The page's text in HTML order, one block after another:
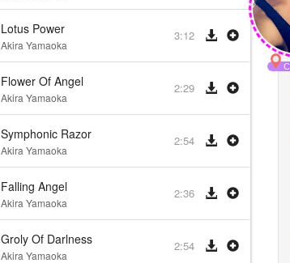
Lotus Power
Akira Yamaoka
3:12
Flower Of Angel
Akira Yamaoka
2:29
Symphonic Razor
Akira Yamaoka
2:54
Falling Angel
Akira Yamaoka
2:36
Groly Of Darlness
Akira Yamaoka
2:54